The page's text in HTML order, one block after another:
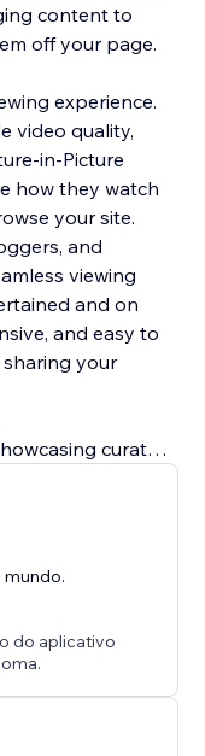
content to
off your page.
experience.
video quality,
in-Picture
how they watch
your site.
and
viewing
and on
and easy to
your
curated
presence with
mundo.
do aplicativo